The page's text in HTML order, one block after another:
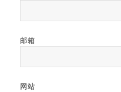
邮箱
网站